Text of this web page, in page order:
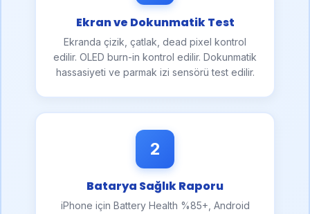
Ekran ve Dokunmatik Test
Ekranda çizik, çatlak, dead pixel kontrol
edilir. OLED burn-in kontrol edilir. Dokunmatik
hassasiyeti ve parmak izi sensörü test edilir.
2
Batarya Sağlık Raporu
iPhone için Battery Health %85+, Android